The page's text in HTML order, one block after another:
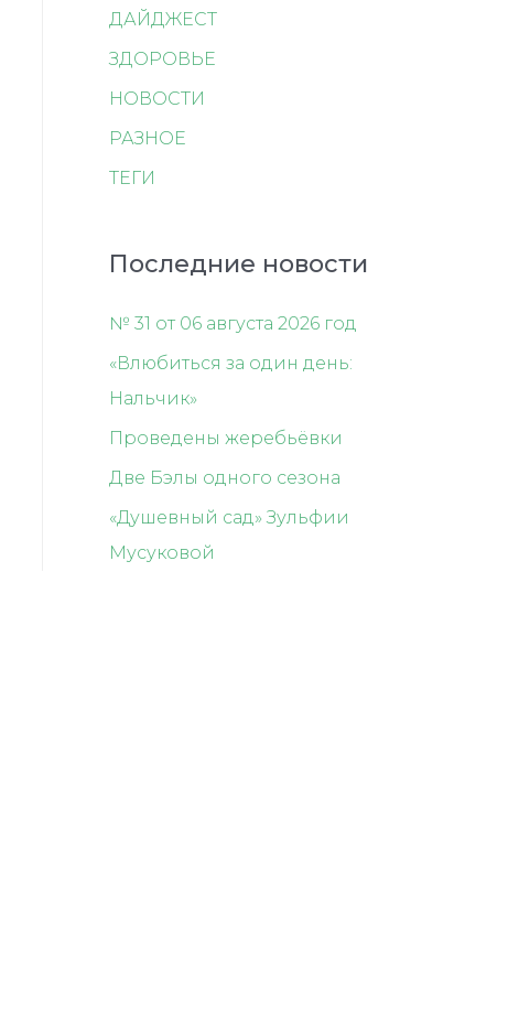
ДАЙДЖЕСТ
ЗДОРОВЬЕ
НОВОСТИ
РАЗНОЕ
ТЕГИ
Последние новости
№ 31 от 06 августа 2026 год
«Влюбиться за один день:
Нальчик»
Проведены жеребьёвки
Две Бэлы одного сезона
«Душевный сад» Зульфии
Мусуковой